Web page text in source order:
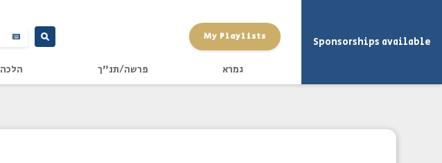
My Playlists
גמרא פרשה/תנ"ך הלכה
Sponsorships available